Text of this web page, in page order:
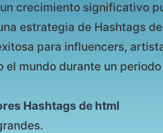
crecimiento significativo
estrategia de Hashtags
para influencers,
mundo durante un
Hashtags de html